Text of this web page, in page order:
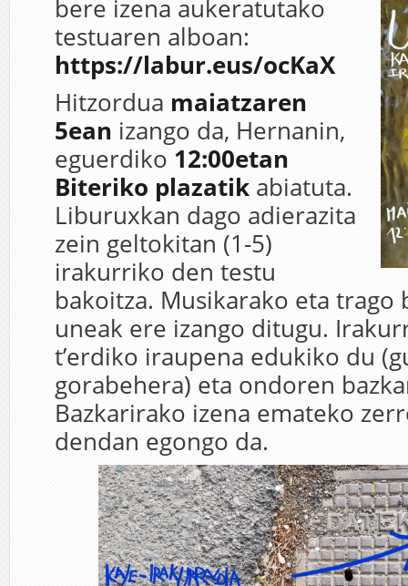
bere izena aukeratutako
testuaren alboan:
https://labur.eus/ocKaX
Hitzordua maiatzaren
5ean izango da, Hernanin,
eguerdiko 12:00etan
Biteriko plazatik abiatuta.
Liburuxkan dago adierazita
zein geltokitan (1-5)
irakurriko den testu
bakoitza. Musikarako eta trago
uneak ere izango ditugu.
t’erdiko iraupena edukiko du
gorabehera) eta ondoren
Bazkarirako izena emateko
dendan egongo da.